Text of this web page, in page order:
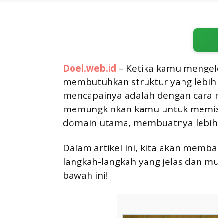
Doel.web.id – Ketika kamu
membutuhkan struktur yang
mencapainya adalah dengan
memungkinkan kamu untuk
domain utama, membuatnya
Dalam artikel ini, kita akan
langkah-langkah yang jelas dan
bawah ini!